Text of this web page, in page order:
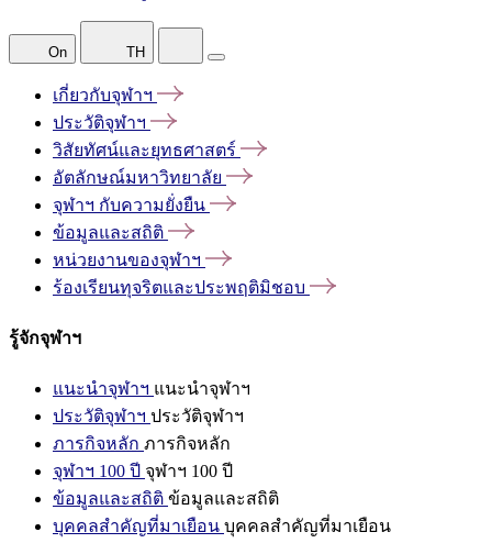
On TH
เกี่ยวกับจุฬาฯ
ประวัติจุฬาฯ
วิสัยทัศน์และยุทธศาสตร์
อัตลักษณ์มหาวิทยาลัย
จุฬาฯ กับความยั่งยืน
ข้อมูลและสถิติ
หน่วยงานของจุฬาฯ
ร้องเรียนทุจริตและประพฤติมิชอบ
รู้จักจุฬาฯ
แนะนำจุฬาฯ แนะนำจุฬาฯ
ประวัติจุฬาฯ ประวัติจุฬาฯ
ภารกิจหลัก ภารกิจหลัก
จุฬาฯ 100 ปี จุฬาฯ 100 ปี
ข้อมูลและสถิติ ข้อมูลและสถิติ
บุคคลสำคัญที่มาเยือน บุคคลสำคัญที่มาเยือน